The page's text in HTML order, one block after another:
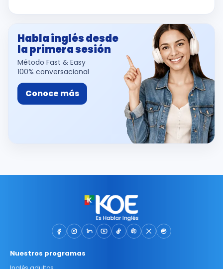
Habla inglés desde
la primera sesión
Método Fast & Easy
100% conversacional
Conoce más
Nuestros programas